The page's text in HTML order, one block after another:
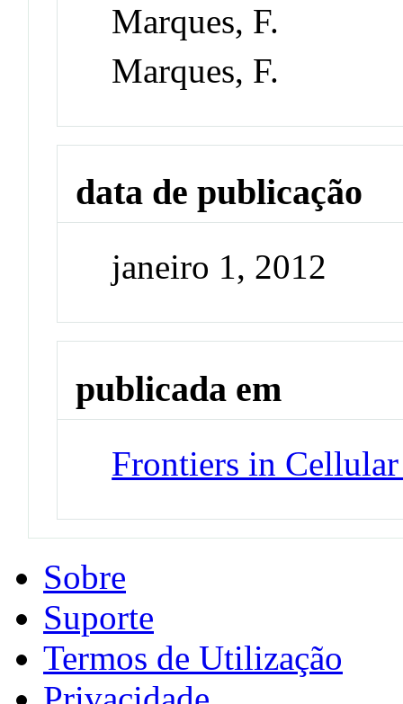
Marques, F.
Marques, F.
data de publicação
janeiro 1, 2012
publicada em
Frontiers in
Sobre
Suporte
Termos de Utilização